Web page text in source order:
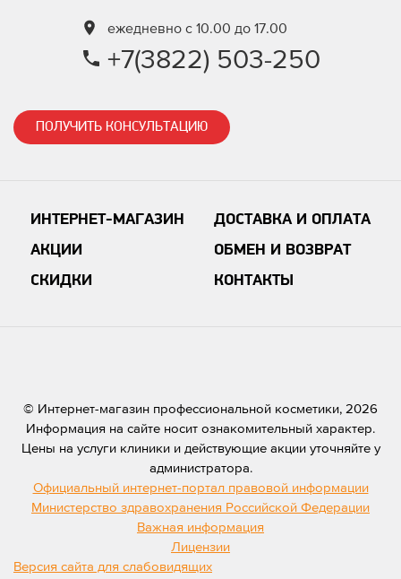
ежедневно с 10.00 до 17.00
+7(3822) 503-250
ИНТЕРНЕТ-МАГАЗИН
АКЦИИ
СКИДКИ
ДОСТАВКА И ОПЛАТА
ОБМЕН И ВОЗВРАТ
КОНТАКТЫ
ПОЛУЧИТЬ КОНСУЛЬТАЦИЮ
© Интернет-магазин профессиональной косметики, 2026
Информация на сайте носит ознакомительный характер.
Цены на услуги клиники и действующие акции уточняйте у
администратора.
Официальный интернет-портал правовой информации
Министерство здравохранения Российской Федерации
Важная информация
Лицензии
Версия сайта для слабовидящих